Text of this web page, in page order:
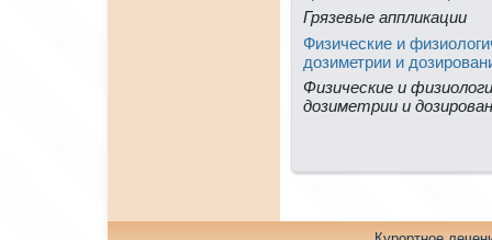
Грязевые аппликации
Физические и
дозиметрии и
Физические и
дозиметрии и